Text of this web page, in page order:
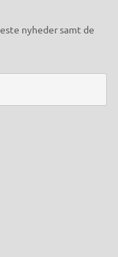
nyheder samt de